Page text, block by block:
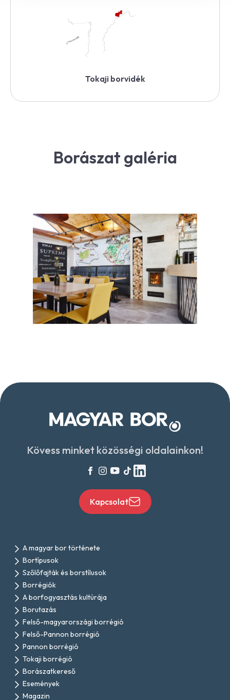
Tokaji borvidék
Borászat galéria
Kövess minket közösségi oldalainkon!
Kapcsolat
A magyar bor története
Bortípusok
Szőlőfajták és borstílusok
Borrégiók
A borfogyasztás kultúrája
Borutazás
Felső-magyarországi borrégió
Felső-Pannon borrégió
Pannon borrégió
Tokaji borrégió
Borászatkereső
Események
Magazin